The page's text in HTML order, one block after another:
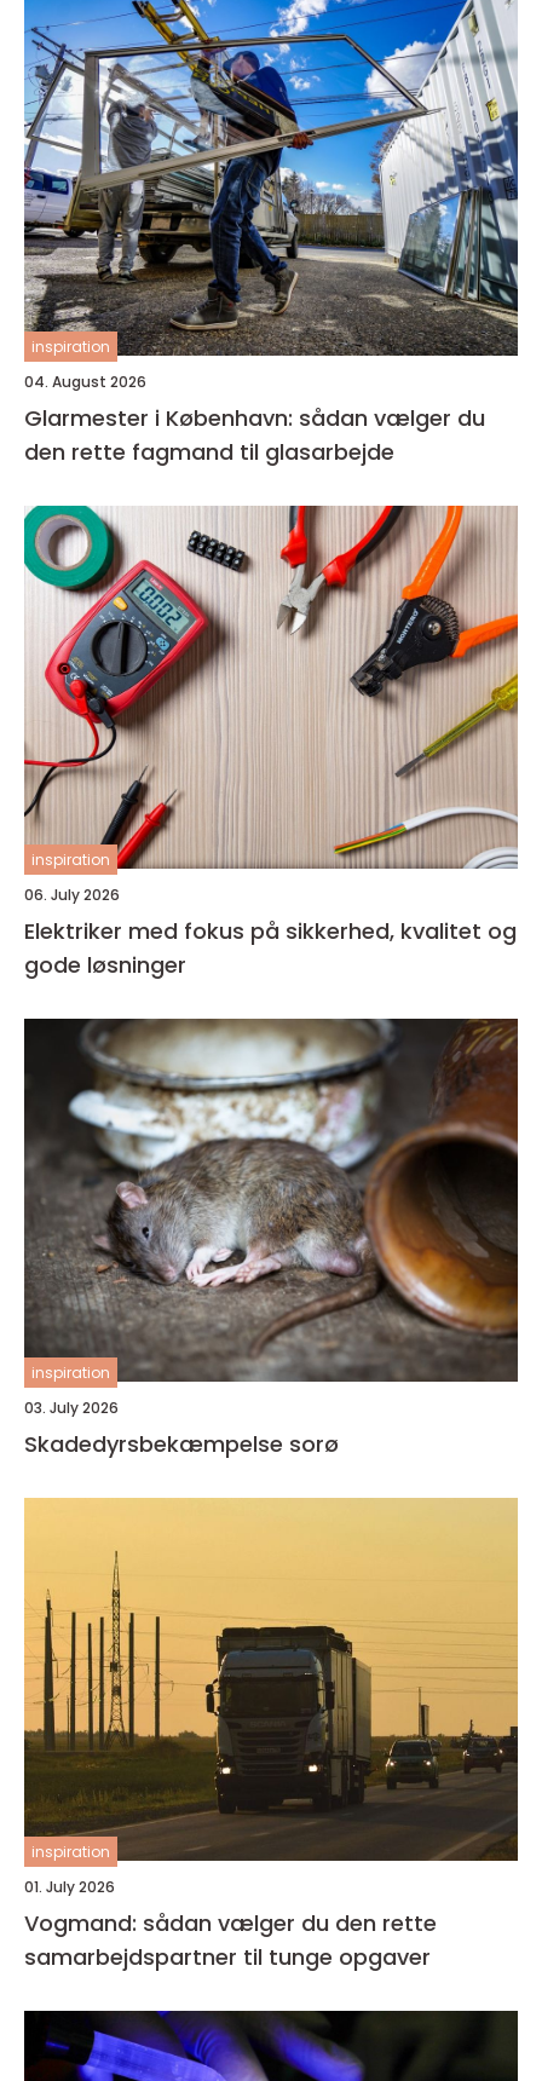
inspiration
04. August 2026
Glarmester i København: sådan vælger du
den rette fagmand til glasarbejde
inspiration
06. July 2026
Elektriker med fokus på sikkerhed, kvalitet og
gode løsninger
inspiration
03. July 2026
Skadedyrsbekæmpelse sorø
inspiration
01. July 2026
Vogmand: sådan vælger du den rette
samarbejdspartner til tunge opgaver